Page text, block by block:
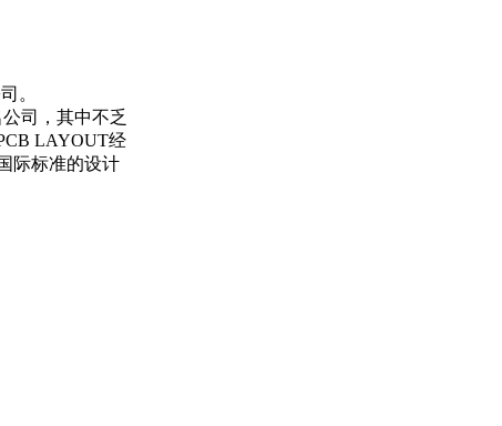
。
司，其中不乏
LAYOUT经
际标准的设计